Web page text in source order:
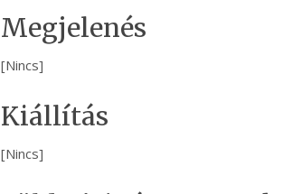
Megjelenés
[Nincs]
Kiállítás
[Nincs]